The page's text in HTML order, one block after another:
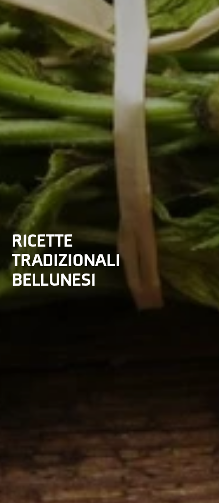
RICETTE
TRADIZIONALI
BELLUNESI
RICETTE
TRADIZIONALI
BELLUNESI
RICETTE
TRADIZIONALI
BELLUNESI